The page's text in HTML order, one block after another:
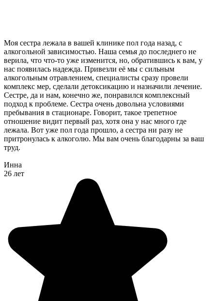
Моя сестра лежала в вашей клинике пол года назад, с
алкогольной зависимостью. Наша семья до последнего не
верила, что что-то уже изменится, но, обратившись к вам, у
нас появилась надежда. Привезли её мы с сильным
алкогольным отравлением, специалисты сразу провели
комплекс мер, сделали детоксикацию и назначили лечение.
Сестре, да и нам, конечно же, понравился комплексный
подход к проблеме. Сестра очень довольна условиями
пребывания в стационаре. Говорит, такое трепетное
отношение видит первый раз, хотя она у нас много где
лежала. Вот уже пол года прошло, а сестра ни разу не
притронулась к алкоголю. Мы вам очень благодарны за ваш
труд.
Инна
26 лет